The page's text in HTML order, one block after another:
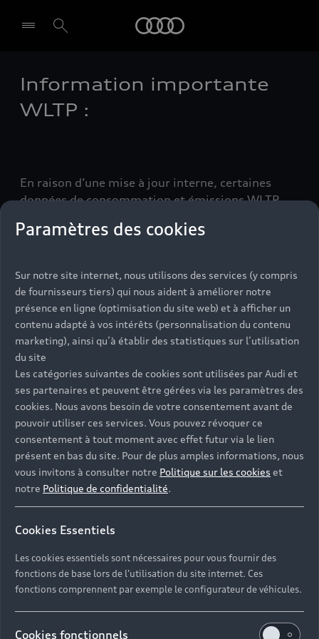
Select dealer
Information importante
WLTP :
En raison d’une mise à jour interne, certaines
données de consommation et émissions WLTP
(données moteur et résumé de configuration).
Audi pour plus d’information.
Merci de votre compréhension.
Accès rapides
Tous les modèles
Recherche de véhicules neufs
Véhicules d'occasion disponibles
Demander un essai
Contactez-nous
Modèles
Électrique
Hybride rechargeable
Sport
Achat et location
Voir nos véhicules disponibles
Offres du moment
Votre Audi
Entretenir et réparer mon Audi
Univers Audi
Notre vision
Paramètres des cookies
Sur notre site internet, nous utilisons des services (y compris
de fournisseurs tiers) qui nous aident à améliorer notre
présence en ligne (optimisation du site web) et à afficher un
contenu adapté à vos intérêts (personnalisation du contenu
marketing), ainsi qu’à établir des statistiques sur l’utilisation
du site
Les catégories suivantes de cookies sont utilisées par Audi et
ses partenaires et peuvent être gérées via les paramètres des
cookies. Nous avons besoin de votre consentement avant de
pouvoir utiliser ces services. Vous pouvez révoquer ce
consentement à tout moment avec effet futur via le lien
présent en bas du site. Pour de plus amples informations, nous
vous invitons à consulter notre Politique sur les cookies et
notre Politique de confidentialité.
Cookies Essentiels
Les cookies essentiels sont nécessaires pour vous fournir des
fonctions de base lors de l'utilisation du site internet. Ces
fonctions comprennent par exemple le configurateur de véhicules.
Cookies fonctionnels